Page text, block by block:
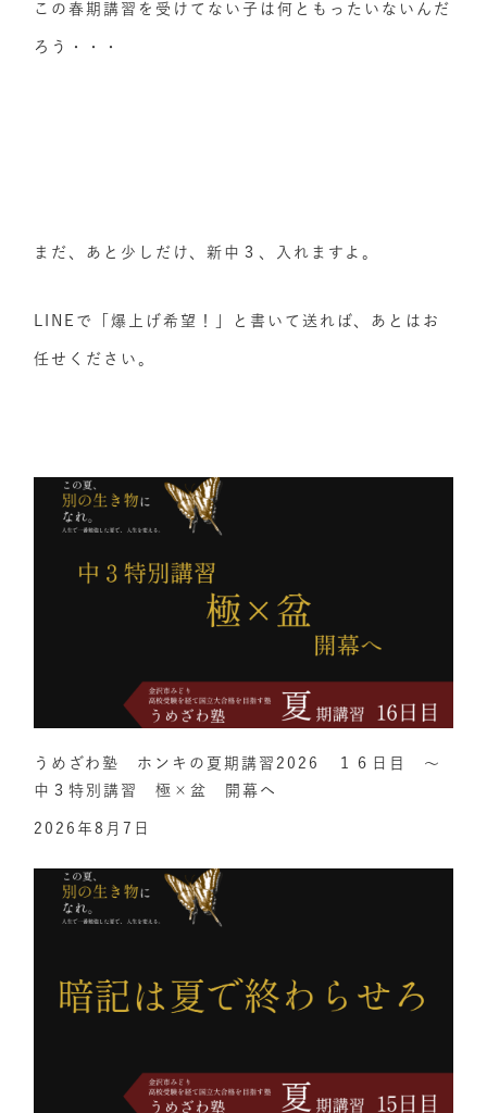
この春期講習を受けてない子は何ともったいないんだ
ろう・・・
まだ、あと少しだけ、新中３、入れますよ。
LINEで「爆上げ希望！」と書いて送れば、あとはお
任せください。
うめざわ塾 ホンキの夏期講習2026 １６日目 ～
中３特別講習 極×盆 開幕へ
2026年8月7日